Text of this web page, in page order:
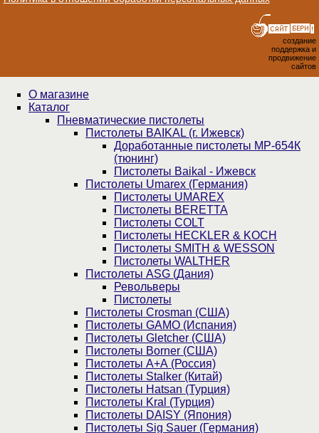
создание
поддержка и
продвижение
сайтов
О магазине
Каталог
Пнев­ма­ти­чес­кие пистолеты
Пистолеты BAIKAL (г. Ижевск)
Доработанные пистолеты МР-654К
(тюнинг)
Пистолеты Baikal - Ижевск
Пистолеты Umarex (Германия)
Пистолеты UMAREX
Пистолеты BERETTA
Пистолеты COLT
Пистолеты HECKLER & KOCH
Пистолеты SMITH & WESSON
Пистолеты WALTHER
Пистолеты ASG (Дания)
Револьверы
Пистолеты
Пистолеты Crosman (США)
Пистолеты GAMO (Испания)
Пистолеты Gletcher (США)
Пистолеты Borner (США)
Пистолеты А+А (Россия)
Пистолеты Stalker (Китай)
Пистолеты Hatsan (Турция)
Пистолеты Kral (Турция)
Пистолеты DAISY (Япония)
Пистолеты Sig Sauer (Германия)